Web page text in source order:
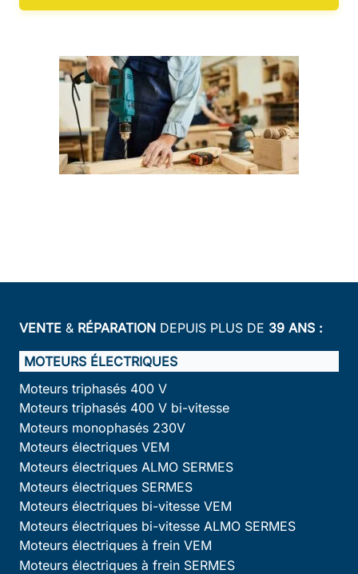
VENTE & RÉPARATION DEPUIS PLUS DE 39 ANS :
MOTEURS ÉLECTRIQUES
Moteurs triphasés 400 V
Moteurs triphasés 400 V bi-vitesse
Moteurs monophasés 230V
Moteurs électriques VEM
Moteurs électriques ALMO SERMES
Moteurs électriques SERMES
Moteurs électriques bi-vitesse VEM
Moteurs électriques bi-vitesse ALMO SERMES
Moteurs électriques à frein VEM
Moteurs électriques à frein SERMES